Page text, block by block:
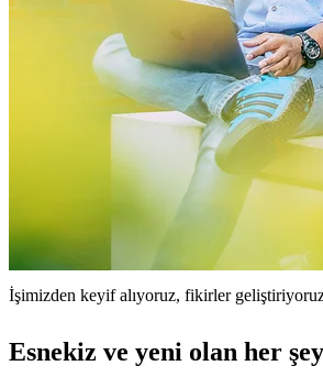
İşimizden keyif alıyoruz, fikirler geliştiriyoruz
Esnekiz ve yeni olan her